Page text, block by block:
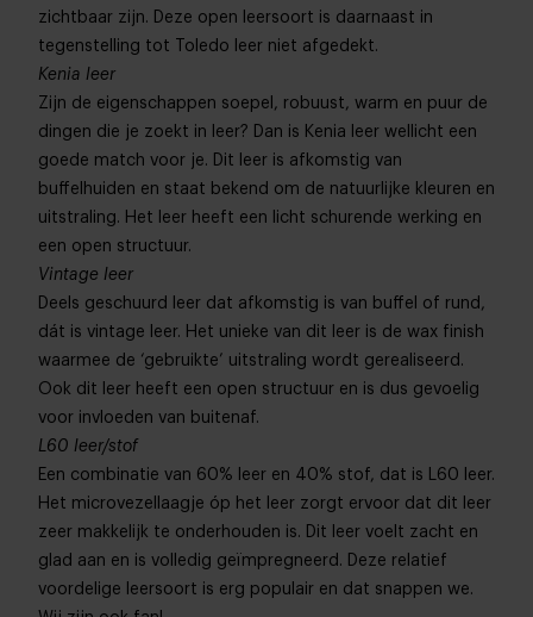
zichtbaar zijn. Deze open leersoort is daarnaast in
tegenstelling tot Toledo leer niet afgedekt.
Kenia leer
Zijn de eigenschappen soepel, robuust, warm en puur de
dingen die je zoekt in leer? Dan is Kenia leer wellicht een
goede match voor je. Dit leer is afkomstig van
buffelhuiden en staat bekend om de natuurlijke kleuren en
uitstraling. Het leer heeft een licht schurende werking en
een open structuur.
Vintage leer
Deels geschuurd leer dat afkomstig is van buffel of rund,
dát is vintage leer. Het unieke van dit leer is de wax finish
waarmee de ‘gebruikte’ uitstraling wordt gerealiseerd.
Ook dit leer heeft een open structuur en is dus gevoelig
voor invloeden van buitenaf.
L60 leer/stof
Een combinatie van 60% leer en 40% stof, dat is L60 leer.
Het microvezellaagje óp het leer zorgt ervoor dat dit leer
zeer makkelijk te onderhouden is. Dit leer voelt zacht en
glad aan en is volledig geïmpregneerd. Deze relatief
voordelige leersoort is erg populair en dat snappen we.